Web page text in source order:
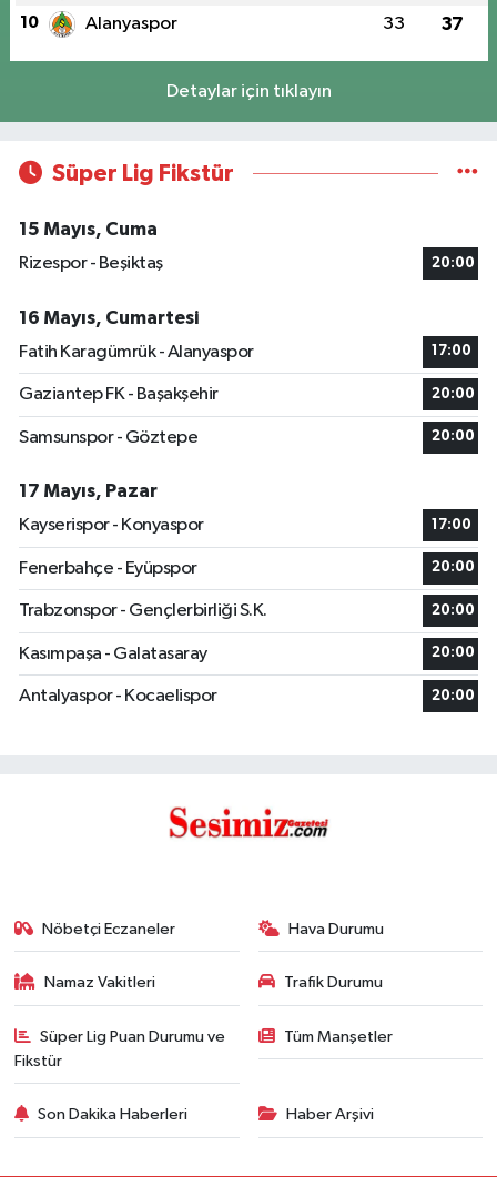
10 Alanyaspor 33 37
Detaylar için tıklayın
Süper Lig Fikstür
15 Mayıs, Cuma
Rizespor - Beşiktaş
20:00
16 Mayıs, Cumartesi
Fatih Karagümrük - Alanyaspor
17:00
Gaziantep FK - Başakşehir 20:00
Samsunspor - Göztepe 20:00
17 Mayıs, Pazar
Kayserispor - Konyaspor
17:00
Fenerbahçe - Eyüpspor 20:00
Trabzonspor - Gençlerbirliği S.K. 20:00
Kasımpaşa - Galatasaray 20:00
Antalyaspor - Kocaelispor 20:00
Nöbetçi Eczaneler Hava Durumu
Namaz Vakitleri Trafik Durumu
Süper Lig Puan Durumu ve
Fikstür
Tüm Manşetler
Son Dakika Haberleri Haber Arşivi